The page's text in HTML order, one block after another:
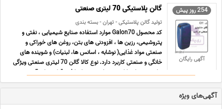
254 روز پیش
آگهی رایگان
گالن پلاستیکی 70 لیتری صنعتی
تولید گالن پلاستیکی - تهران - بسته بندی
کد محصول Galon70 موارد استفاده صنایع شیمیایی ، نفتی و
پتروشیمی، رزین ها ، افزودنی های بتن، روغن های خوراکی و
صنعتی مواد غذایی( نوشابه ، اسانس ها، لبنیات) و شوینده های
خانگی و صنعتی کاربرد دارد. نوع کالا گالن 70 لیتری صنعتی ویژگی
های محصول دارای درب پلمپ همراه با فوم قطر دهانه 5 س ...
...
آگهی‌های ویژه